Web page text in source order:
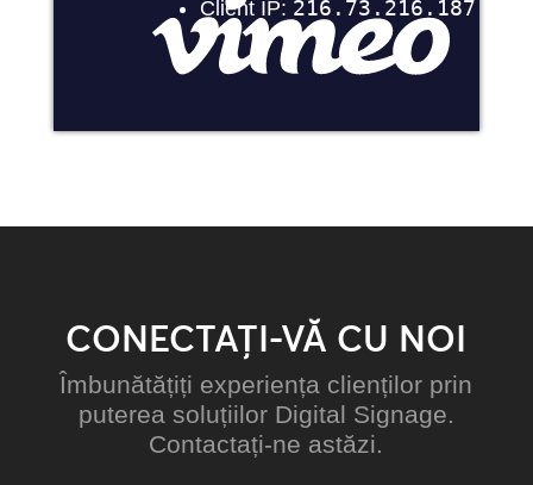
CONECTAȚI-VĂ CU NOI
Îmbunătățiți experiența clienților prin
puterea soluțiilor Digital Signage.
Contactați-ne astăzi.